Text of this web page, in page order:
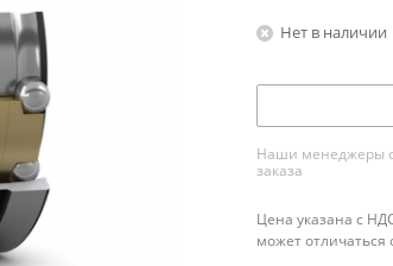
Нет в наличии
Наши менеджеры
заказа
Цена указана с
может отличаться